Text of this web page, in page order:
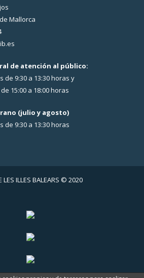
Mallorca
de atención al público:
de 9:30 a 13:30 horas y
15:00 a 18:00 horas
(julio y agosto)
de 9:30 a 13:30 horas
LES ILLES BALEARS © 2020